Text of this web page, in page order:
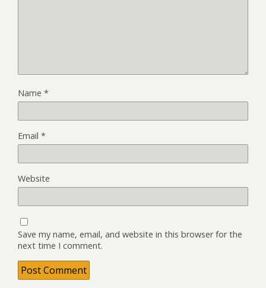
Name *
Email *
Website
Save my name, email, and website in this browser for the
next time I comment.